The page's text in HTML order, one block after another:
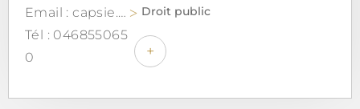
Email : capsie.philippe@outlook.fr
Tél : 046855065
0
Droit public
+